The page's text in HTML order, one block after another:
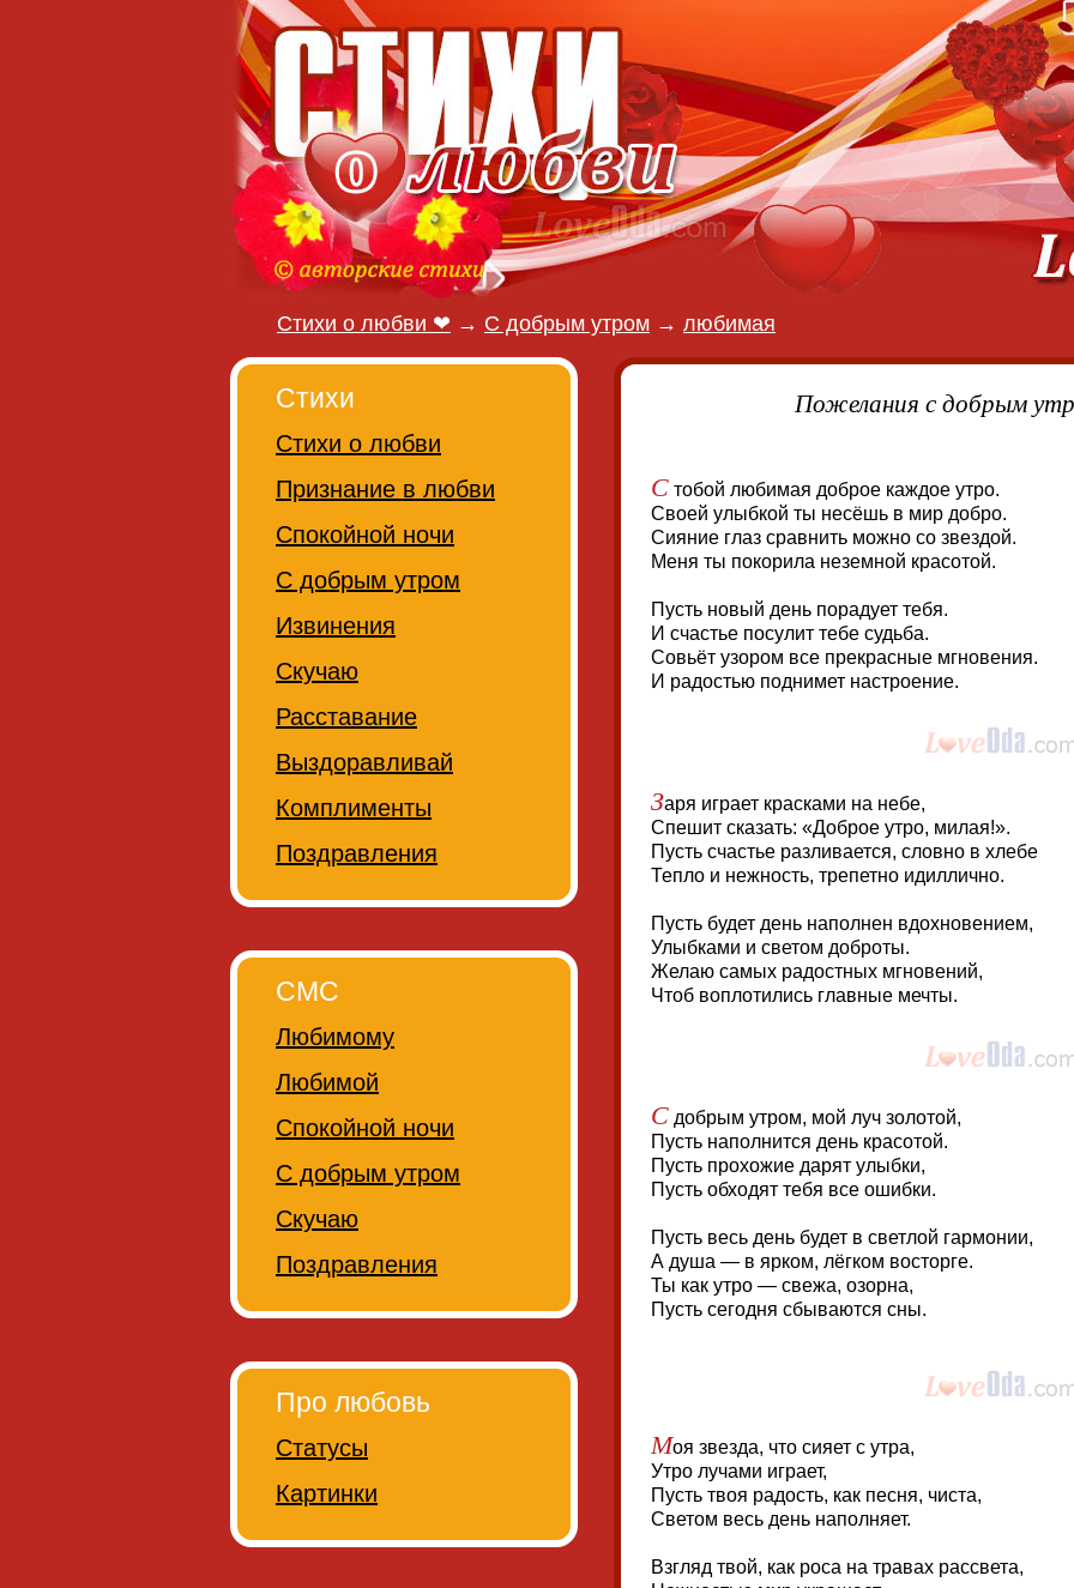
Стихи о любви ❤ → С добрым утром → любимая
Пожелания с добрым
С тобой любимая доброе каждое утро.
Своей улыбкой ты несёшь в мир добро.
Сияние глаз сравнить можно со звездой.
Меня ты покорила неземной красотой.
Пусть новый день порадует тебя.
И счастье посулит тебе судьба.
Совьёт узором все прекрасные мгновения.
И радостью поднимет настроение.
Заря играет красками на небе,
Спешит сказать: «Доброе утро, милая!».
Пусть счастье разливается, словно в хлебе
Тепло и нежность, трепетно идиллично.
Пусть будет день наполнен вдохновением,
Улыбками и светом доброты.
Желаю самых радостных мгновений,
Чтоб воплотились главные мечты.
С добрым утром, мой луч золотой,
Пусть наполнится день красотой.
Пусть прохожие дарят улыбки,
Пусть обходят тебя все ошибки.
Пусть весь день будет в светлой гармонии,
А душа — в ярком, лёгком восторге.
Ты как утро — свежа, озорна,
Пусть сегодня сбываются сны.
Моя звезда, что сияет с утра,
Утро лучами играет,
Пусть твоя радость, как песня, чиста,
Светом весь день наполняет.
Взгляд твой, как роса на травах рассвета,
Стихи
Стихи о любви
Признание в любви
Спокойной ночи
С добрым утром
Извинения
Скучаю
Расставание
Выздоравливай
Комплименты
Поздравления
СМС
Любимому
Любимой
Спокойной ночи
С добрым утром
Скучаю
Поздравления
Про любовь
Статусы
Картинки